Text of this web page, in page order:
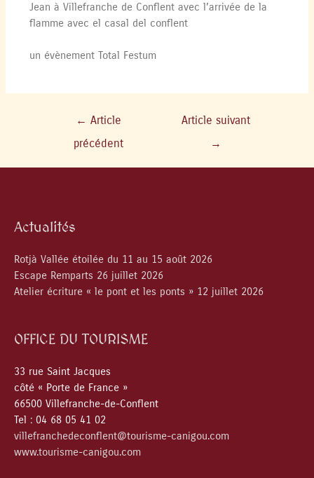
Jean à Villefranche de Conflent avec l’arrivée de la
flamme avec el casal del conflent
un évènement Total Festum
← Article
précédent
Article suivant
→
Actualités
Rotjà Vallée étoilée du 11 au 15 août 2026
Escape Remparts 26 juillet 2026
Atelier écriture « le pont et les ponts » 12 juillet 2026
OFFICE DU TOURISME
33 rue Saint Jacques
côté « Porte de France »
66500 Villefranche-de-Conflent
Tel : 04 68 05 41 02
villefranchedeconflent@tourisme-canigou.com
www.tourisme-canigou.com